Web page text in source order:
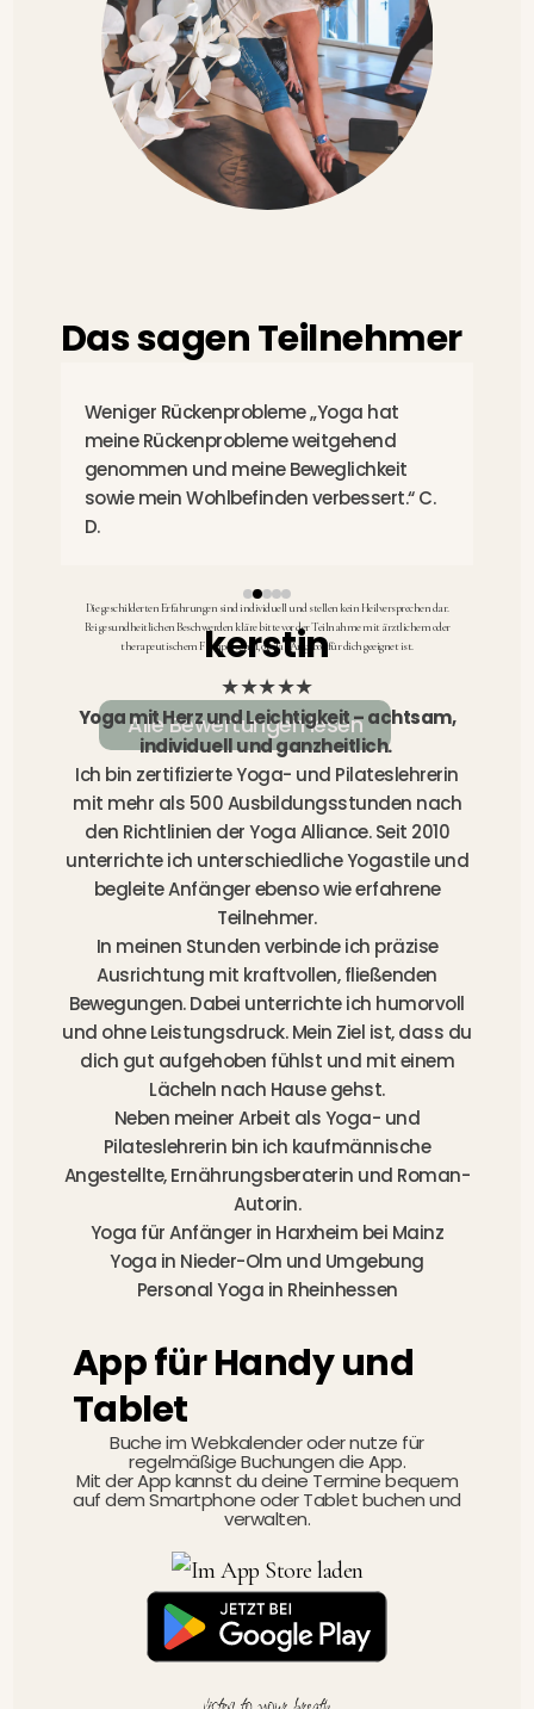
Das sagen Teilnehmer
Weniger Rückenprobleme „Yoga hat
meine Rückenprobleme weitgehend
genommen und meine Beweglichkeit
sowie mein Wohlbefinden verbessert.“ C.
D.
Die geschilderten Erfahrungen sind individuell und stellen kein Heilversprechen dar.
Bei gesundheitlichen Beschwerden kläre bitte vor der Teilnahme mit ärztlichem oder
therapeutischem Fachpersonal, ob das Angebot für dich geeignet ist.
Alle Bewertungen lesen
kerstin
★★★★★
Yoga mit Herz und Leichtigkeit – achtsam,
individuell und ganzheitlich.
Ich bin zertifizierte Yoga- und Pilateslehrerin
mit mehr als 500 Ausbildungsstunden nach
den Richtlinien der Yoga Alliance. Seit 2010
unterrichte ich unterschiedliche Yogastile und
begleite Anfänger ebenso wie erfahrene
Teilnehmer.
In meinen Stunden verbinde ich präzise
Ausrichtung mit kraftvollen, fließenden
Bewegungen. Dabei unterrichte ich humorvoll
und ohne Leistungsdruck. Mein Ziel ist, dass du
dich gut aufgehoben fühlst und mit einem
Lächeln nach Hause gehst.
Neben meiner Arbeit als Yoga- und
Pilateslehrerin bin ich kaufmännische
Angestellte, Ernährungsberaterin und Roman-
Autorin.
Yoga für Anfänger in Harxheim bei Mainz
Yoga in Nieder-Olm und Umgebung
Personal Yoga in Rheinhessen
App für Handy und
Tablet
Buche im Webkalender oder nutze für
regelmäßige Buchungen die App.
Mit der App kannst du deine Termine bequem
auf dem Smartphone oder Tablet buchen und
verwalten.